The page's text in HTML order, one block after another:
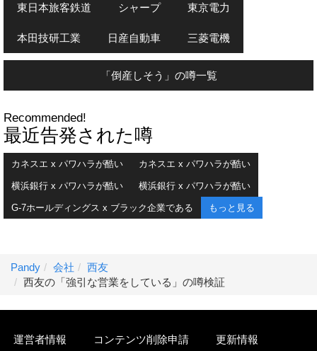
東日本旅客鉄道 シャープ 東京電力
本田技研工業 日産自動車 三菱電機
「倒産しそう」の噂一覧
Recommended!
最近告発された噂
カネスエ x パワハラが酷い カネスエ x パワハラが酷い
横浜銀行 x パワハラが酷い 横浜銀行 x パワハラが酷い
G-7ホールディングス x ブラック企業である もっと見る
Pandy 会社
西友
西友の「強引な営業をしている」の噂検証
運営者情報 コンテンツ削除申請 更新情報